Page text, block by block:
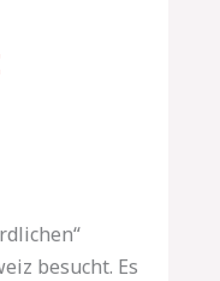
besucht. Es